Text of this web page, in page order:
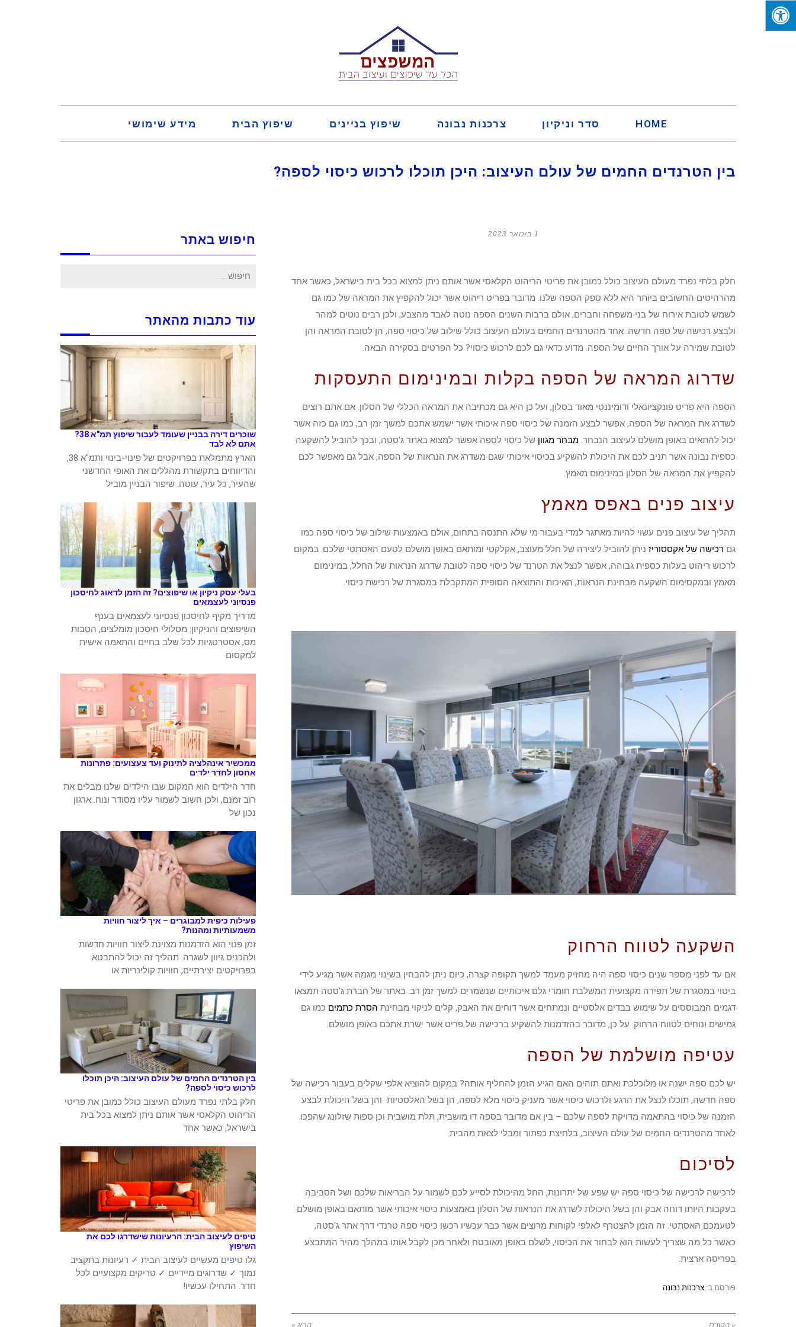
HOME סדר וניקיון צרכנות נבונה שיפוץ בניינים שיפוץ הבית מידע שימושי
בין הטרנדים החמים של עולם העיצוב: היכן תוכלו לרכוש כיסוי לספה?
1 בינואר 2023
חלק בלתי נפרד מעולם העיצוב כולל כמובן את פריטי הריהוט הקלאסי אשר אותם ניתן למצוא בכל בית בישראל, כאשר אחד
מהרהיטים החשובים ביותר היא ללא ספק הספה שלנו. מדובר בפריט ריהוט אשר יכול להקפיץ את המראה של כמו גם
לשמש לטובת אירוח של בני משפחה וחברים, אולם ברבות השנים הספה נוטה לאבד מהצבע, ולכן רבים נוטים למהר
ולבצע רכישה של ספה חדשה. אחד מהטרנדים החמים בעולם העיצוב כולל שילוב של כיסוי ספה, הן לטובת המראה והן
לטובת שמירה על אורך החיים של הספה. מדוע כדאי גם לכם לרכוש כיסוי? כל הפרטים בסקירה הבאה.
שדרוג המראה של הספה בקלות ובמינימום התעסקות
הספה היא פריט פונקציונאלי ודומיננטי מאוד בסלון, ועל כן היא גם מכתיבה את המראה הכללי של הסלון. אם אתם רוצים
לשדרג את המראה של הספה, אפשר לבצע הזמנה של כיסוי ספה איכותי אשר ישמש אתכם למשך זמן רב, כמו גם כזה אשר
יכול להתאים באופן מושלם לעיצוב הנבחר. מבחר מגוון של כיסוי לספה אפשר למצוא באתר ג'סטה, ובכך להוביל להשקעה
כספית נבונה אשר תניב לכם את היכולת להשקיע בכיסוי איכותי שגם משדרג את הנראות של הספה, אבל גם מאפשר לכם
להקפיץ את המראה של הסלון במינימום מאמץ.
עיצוב פנים באפס מאמץ
תהליך של עיצוב פנים עשוי להיות מאתגר למדי בעבור מי שלא התנסה בתחום, אולם באמצעות שילוב של כיסוי ספה כמו
גם רכישה של אקססוריז ניתן להוביל ליצירה של חלל מעוצב, אקלקטי ומותאם באופן מושלם לטעם האסתטי שלכם. במקום
לרכוש ריהוט בעלות כספית גבוהה, אפשר לנצל את הטרנד של כיסוי ספה לטובת שדרוג הנראות של החלל, במינימום
מאמץ ובמקסימום השקעה מבחינת הנראות, האיכות והתוצאה הסופית המתקבלת במסגרת של רכישת כיסוי.
השקעה לטווח הרחוק
אם עד לפני מספר שנים כיסוי ספה היה מחזיק מעמד למשך תקופה קצרה, כיום ניתן להבחין בשינוי מגמה אשר מגיע לידי
ביטוי במסגרת של תפירה מקצועית המשלבת חומרי גלם איכותיים שנשמרים למשך זמן רב. באתר של חברת ג'סטה תמצאו
דגמים המבוססים על שימוש בבדים אלסטיים ונמתחים אשר דוחים את האבק, קלים לניקוי מבחינת הסרת כתמים כמו גם
גמישים ונוחים לטווח הרחוק. על כן, מדובר בהזדמנות להשקיע ברכישה של פריט אשר ישרת אתכם באופן מושלם.
עטיפה מושלמת של הספה
יש לכם ספה ישנה או מלוכלכת ואתם תוהים האם הגיע הזמן להחליף אותה? במקום להוציא אלפי שקלים בעבור רכישה של
ספה חדשה, תוכלו לנצל את הרגע ולרכוש כיסוי אשר מעניק כיסוי מלא לספה, הן בשל האלסטיות והן בשל היכולת לבצע
הזמנה של כיסוי בהתאמה מדויקת לספה שלכם – בין אם מדובר בספה דו מושבית, תלת מושבית וכן ספות שזלונג שהפכו
לאחד מהטרנדים החמים של עולם העיצוב, בלחיצת כפתור ומבלי לצאת מהבית.
לסיכום
לרכישה לרכישה של כיסוי ספה יש שפע של יתרונות, החל מהיכולת לסייע לכם לשמור על הבריאות שלכם ושל הסביבה
בעקבות היותו דוחה אבק והן בשל היכולת לשדרג את הנראות של הסלון באמצעות כיסוי איכותי אשר מותאם באופן מושלם
לטעמכם האסתטי. זה הזמן להצטרף לאלפי לקוחות מרוצים אשר כבר עכשיו רכשו כיסוי ספה טרנדי דרך אתר ג'סטה,
כאשר כל מה שצריך לעשות הוא לבחור את הכיסוי, לשלם באופן מאובטח ולאחר מכן לקבל אותו במהלך מהיר המתבצע
בפריסה ארצית.
פורסם ב: צרכנות נבונה
« הקודם הבא »
חיפוש באתר
חיפוש
עוד כתבות מהאתר
שוכרים דירה בבניין שעומד לעבור שיפוץ תמ"א 38?
אתם לא לבד
הארץ מתמלאת בפרויקטים של פינוי-בינוי ותמ"א 38,
והדיווחים בתקשורת מהללים את האופי החדשני
שהעיר, כל עיר, עוטה. שיפור הבניין מוביל
בעלי עסק ניקיון או שיפוצים? זה הזמן לדאוג לחיסכון
פנסיוני לעצמאים
מדריך מקיף לחיסכון פנסיוני לעצמאים בענף
השיפוצים והניקיון: מסלולי חיסכון מומלצים, הטבות
מס, אסטרטגיות לכל שלב בחיים והתאמה אישית
למקסום
ממכשיר אינהלציה לתינוק ועד צעצועים: פתרונות
אחסון לחדר ילדים
חדר הילדים הוא המקום שבו הילדים שלנו מבלים את
רוב זמנם, ולכן חשוב לשמור עליו מסודר ונוח. ארגון
נכון של
פעילות כיפית למבוגרים – איך ליצור חוויות
משמעותיות ומהנות?
זמן פנוי הוא הזדמנות מצוינת ליצור חוויות חדשות
ולהכניס גיוון לשגרה. תהליך זה יכול להתבטא
בפרויקטים יצירתיים, חוויות קולינריות או
בין הטרנדים החמים של עולם העיצוב: היכן תוכלו
לרכוש כיסוי לספה?
חלק בלתי נפרד מעולם העיצוב כולל כמובן את פריטי
הריהוט הקלאסי אשר אותם ניתן למצוא בכל בית
בישראל, כאשר אחד
טיפים לעיצוב הבית: הרעיונות שישדרגו לכם את
השיפוץ
גלו טיפים מעשיים לעיצוב הבית ✓ רעיונות בתקציב
נמוך ✓ שדרוגים מיידיים ✓ טריקים מקצועיים לכל
חדר. התחילו עכשיו!